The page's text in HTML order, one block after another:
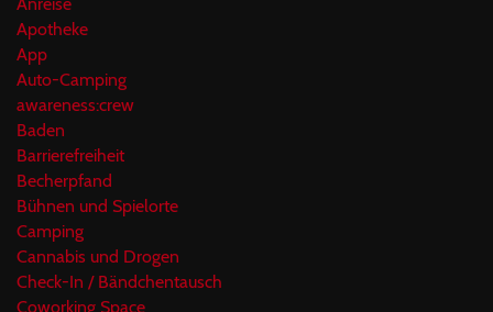
Apotheke
App
Auto-Camping
awareness:crew
Baden
Barrierefreiheit
Becherpfand
Bühnen und Spielorte
Camping
Cannabis und Drogen
Check-In / Bändchentausch
Coworking Space